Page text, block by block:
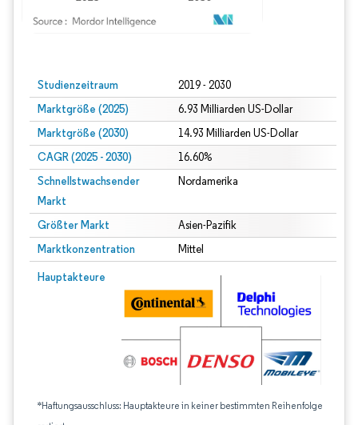
Studienzeitraum 2019 - 2030
Marktgröße (2025) 6.93 Milliarden US-Dollar
Marktgröße (2030) 14.93 Milliarden US-Dollar
CAGR (2025 - 2030) 16.60%
Schnellstwachsender
Markt
Nordamerika
Größter Markt Asien-Pazifik
Marktkonzentration Mittel
Hauptakteure
*Haftungsausschluss: Hauptakteure in keiner bestimmten Reihenfolge